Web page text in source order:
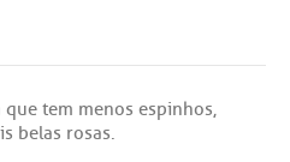
tem menos espinhos,
belas rosas.